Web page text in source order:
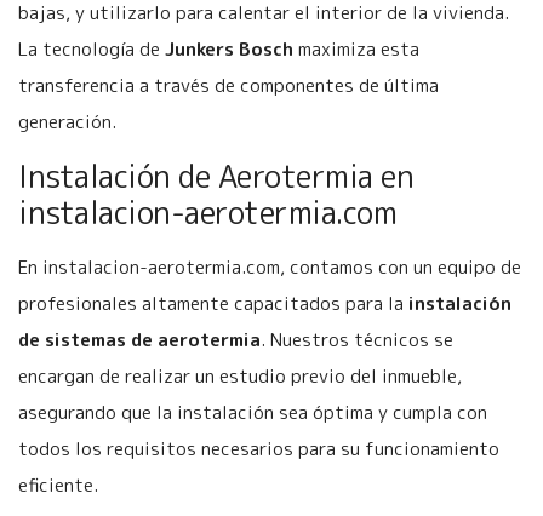
bajas, y utilizarlo para calentar el interior de la vivienda.
La tecnología de Junkers Bosch maximiza esta
transferencia a través de componentes de última
generación.
Instalación de Aerotermia en
instalacion-aerotermia.com
En instalacion-aerotermia.com, contamos con un equipo de
profesionales altamente capacitados para la instalación
de sistemas de aerotermia. Nuestros técnicos se
encargan de realizar un estudio previo del inmueble,
asegurando que la instalación sea óptima y cumpla con
todos los requisitos necesarios para su funcionamiento
eficiente.